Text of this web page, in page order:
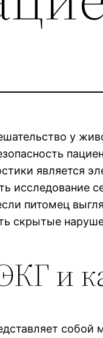
у
является
исследование
питомец
скрытые
и
собой